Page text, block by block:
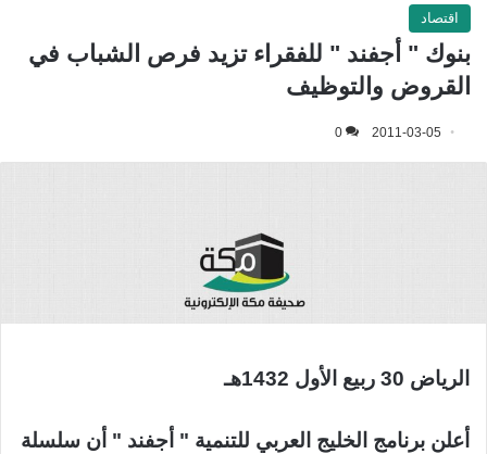
اقتصاد
بنوك " أجفند " للفقراء تزيد فرص الشباب في
القروض والتوظيف
2011-03-05
0
الرياض 30 ربيع الأول 1432هـ
أعلن برنامج الخليج العربي للتنمية " أجفند " أن سلسلة